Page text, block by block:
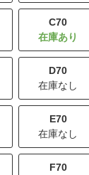
C70
D70
在庫なし
E70
在庫なし
F70